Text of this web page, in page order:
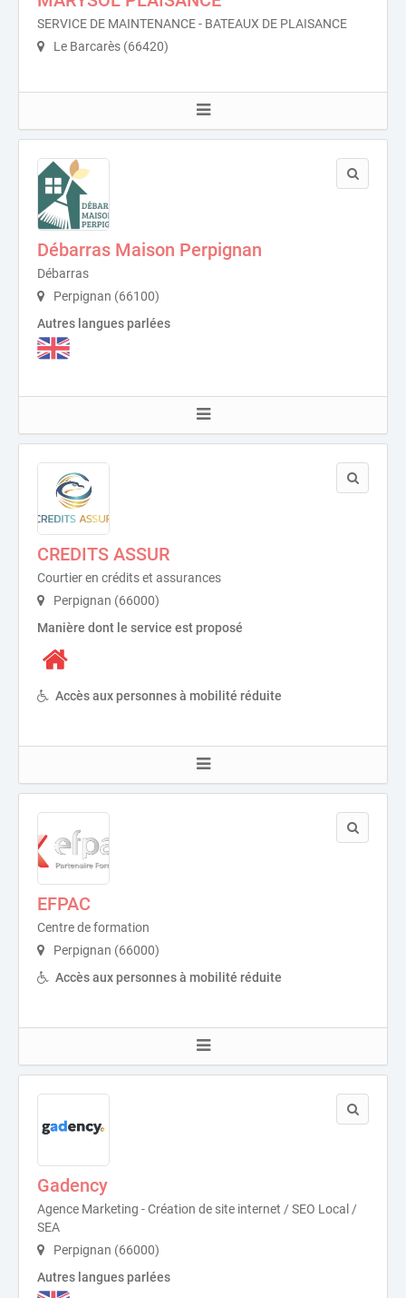
SERVICE DE MAINTENANCE - BATEAUX DE PLAISANCE
Le Barcarès (66420)
Débarras Maison Perpignan
Débarras
Perpignan (66100)
Autres langues parlées
CREDITS ASSUR
Courtier en crédits et assurances
Perpignan (66000)
Manière dont le service est proposé
Accès aux personnes à mobilité réduite
EFPAC
Centre de formation
Perpignan (66000)
Accès aux personnes à mobilité réduite
Gadency
Agence Marketing - Création de site internet / SEO Local /
SEA
Perpignan (66000)
Autres langues parlées